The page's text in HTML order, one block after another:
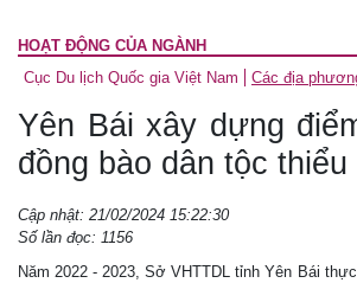
HOẠT ĐỘNG CỦA NGÀNH
Cục Du lịch Quốc gia Việt Nam
Các địa
Yên Bái xây dựng
đồng bào dân tộc thiểu
Cập nhật: 21/02/2024 15:22:30
Số lần đọc: 1156
Năm 2022 - 2023, Sở VHTTDL tỉnh Yên Bái